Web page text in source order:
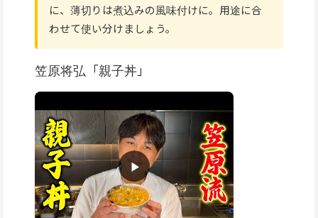
に、薄切りは煮込みの風味付けに。用途に合
わせて使い分けましょう。
笠原将弘「親子丼」